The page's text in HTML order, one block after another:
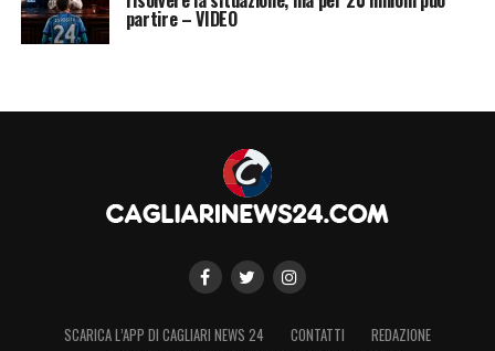
partire – VIDEO
SCARICA L’APP DI CAGLIARI NEWS 24 CONTATTI
REDAZIONE